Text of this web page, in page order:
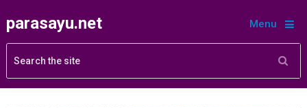
parasayu.net Menu